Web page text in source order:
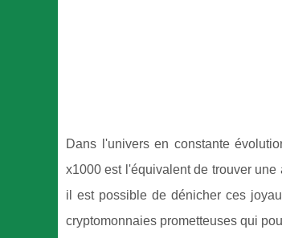
Dans l'univers en constante
x1000 est l'équivalent de trouver
il est possible de dénicher ces
cryptomonnaies prometteuses qui